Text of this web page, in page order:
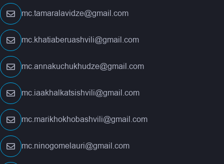
mc.tamaralavidze@gmail.com
mc.khatiaberuashvili@gmail.com
mc.annakuchukhudze@gmail.com
mc.iaakhalkatsishvili@gmail.com
mc.marikhokhobashvili@gmail.com
mc.ninogomelauri@gmail.com